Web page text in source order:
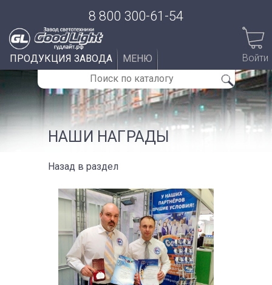
8 800 300-61-54
ПРОДУКЦИЯ ЗАВОДА МЕНЮ Войти
НАШИ НАГРАДЫ
Назад в раздел